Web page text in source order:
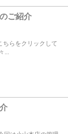
ご紹介
ちらをクリックして